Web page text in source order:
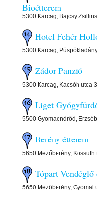
Bioétterem
5300 Karcag, Bajcsy
Hotel Fehér
5300 Karcag,
Zádor Panzió
5300 Karcag, Kacsóh utca
Liget
5500 Gyomaendrőd,
Berény étterem
5650 Mezőberény, Kossuth
Tópart Vendéglő
5650 Mezőberény, Gyomai